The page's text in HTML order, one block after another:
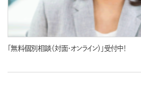
「無料個別相談（対面・オンライン）」受付中！